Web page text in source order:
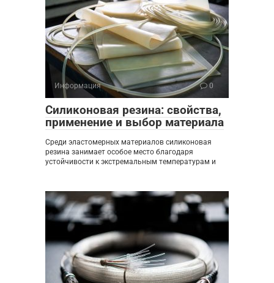
Информация 0
Силиконовая резина: свойства,
применение и выбор материала
Среди эластомерных материалов силиконовая
резина занимает особое место благодаря
устойчивости к экстремальным температурам и